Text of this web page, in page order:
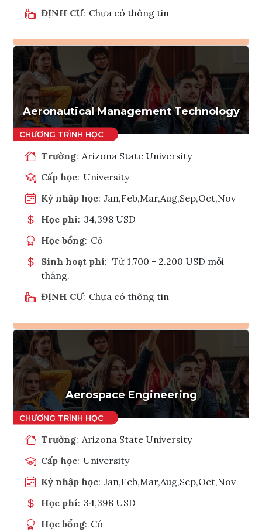
ĐỊNH CƯ: Chưa có thông tin
Ghi danh
Tham vấn Interlink
Aeronautical Management Technology
Trường: Arizona State University
Cấp học: University
Kỳ nhập học: Jan,Feb,Mar,Aug,Sep,Oct,Nov
Học phí: 34,398 USD
Học bổng: Có
Sinh hoạt phí: Từ 1.700 - 2.200 USD mỗi
tháng.
ĐỊNH CƯ: Chưa có thông tin
Ghi danh
Tham vấn Interlink
Aerospace Engineering
Trường: Arizona State University
Cấp học: University
Kỳ nhập học: Jan,Feb,Mar,Aug,Sep,Oct,Nov
Học phí: 34,398 USD
Học bổng: Có